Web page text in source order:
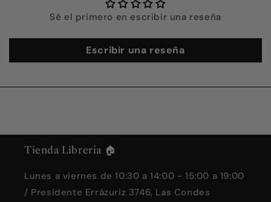
Sé el primero en escribir una reseña
Escribir una reseña
Tienda Librería 🏠
Lunes a viernes de 10:30 a 14:00 - 15:00 a 19:00
/ Presidente Errázuriz 3746, Las Condes